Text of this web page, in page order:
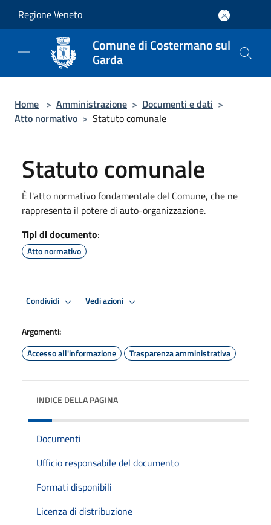
Regione Veneto
Comune di Costermano sul
Garda
Home > Amministrazione > Documenti e dati >
Atto normativo > Statuto comunale
Statuto comunale
È l'atto normativo fondamentale del Comune, che ne
rappresenta il potere di auto-organizzazione.
Tipi di documento:
Atto normativo
Condividi Vedi azioni
Argomenti:
Accesso all'informazione
Trasparenza amministrativa
INDICE DELLA PAGINA
Documenti
Ufficio responsabile del documento
Formati disponibili
Licenza di distribuzione